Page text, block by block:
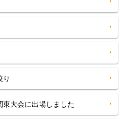
り
東大会に出場しました